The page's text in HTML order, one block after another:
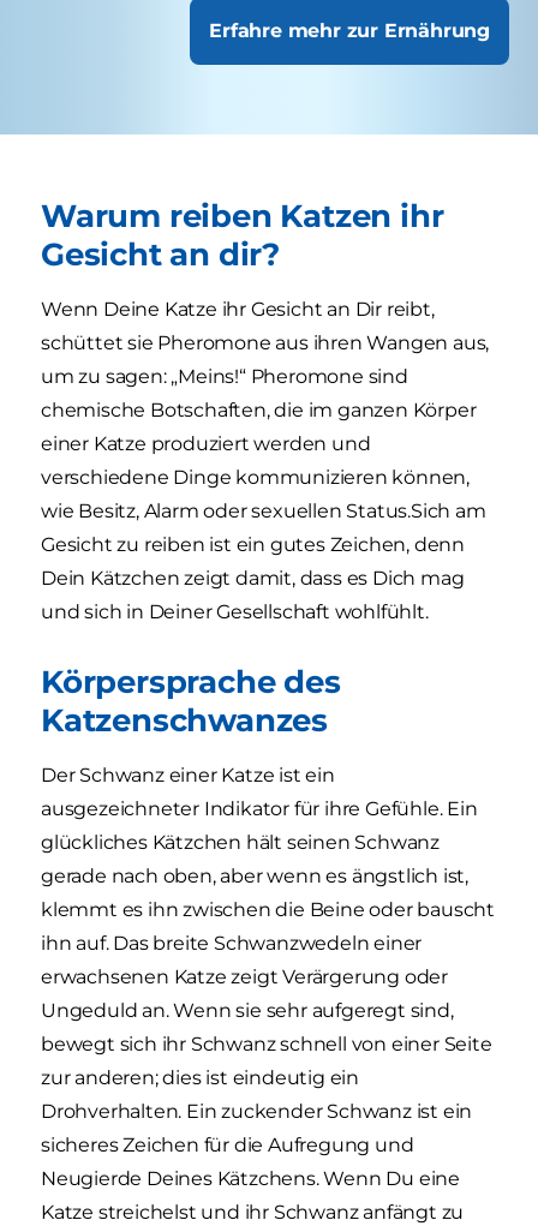
Erfahre mehr zur Ernährung
Warum reiben Katzen ihr
Gesicht an dir?
Wenn Deine Katze ihr Gesicht an Dir reibt,
schüttet sie Pheromone aus ihren Wangen aus,
um zu sagen: „Meins!“ Pheromone sind
chemische Botschaften, die im ganzen Körper
einer Katze produziert werden und
verschiedene Dinge kommunizieren können,
wie Besitz, Alarm oder sexuellen Status.Sich am
Gesicht zu reiben ist ein gutes Zeichen, denn
Dein Kätzchen zeigt damit, dass es Dich mag
und sich in Deiner Gesellschaft wohlfühlt.
Körpersprache des
Katzenschwanzes
Der Schwanz einer Katze ist ein
ausgezeichneter Indikator für ihre Gefühle. Ein
glückliches Kätzchen hält seinen Schwanz
gerade nach oben, aber wenn es ängstlich ist,
klemmt es ihn zwischen die Beine oder bauscht
ihn auf. Das breite Schwanzwedeln einer
erwachsenen Katze zeigt Verärgerung oder
Ungeduld an. Wenn sie sehr aufgeregt sind,
bewegt sich ihr Schwanz schnell von einer Seite
zur anderen; dies ist eindeutig ein
Drohverhalten. Ein zuckender Schwanz ist ein
sicheres Zeichen für die Aufregung und
Neugierde Deines Kätzchens. Wenn Du eine
Katze streichelst und ihr Schwanz anfängt zu